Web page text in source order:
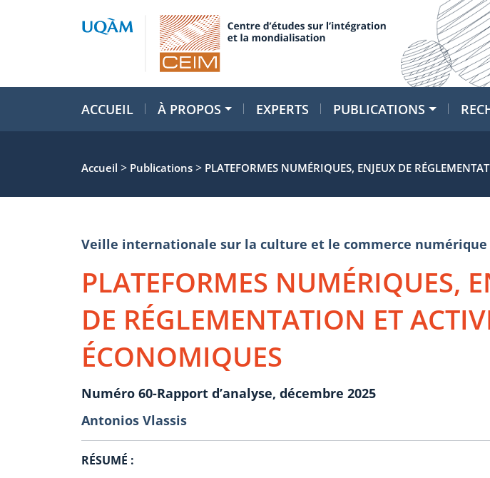
ACCUEIL À PROPOS EXPERTS PUBLICATIONS
Accueil > Publications > PLATEFORMES NUMÉRIQUES, ENJEUX DE
Veille internationale sur la culture et le commerce numérique
PLATEFORMES NUMÉRIQUES,
DE RÉGLEMENTATION ET
ÉCONOMIQUES
Numéro 60-Rapport d’analyse, décembre 2025
Antonios Vlassis
RÉSUMÉ :